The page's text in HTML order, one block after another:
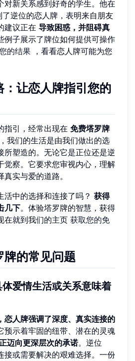
对新关系感到好奇的学生。他在
了逆位的恋人牌，表明来自朋友
建议正在 导致困惑，并阻碍真
例子展示了牌位如何提供可操作
的结果 ，看看恋人牌可能为您
：让恋人牌指引您的
指引，经常出现在 免费塔罗牌
我们的生活是由我们做出的选
所塑造的。无论它是正位还是逆
觉察。它要求您审视内心，理解
实与爱的道路。
活中的选择和连接了吗？ 获得
几下。体验塔罗牌的智慧，获得
在就到我们的主页 获取您的免
牌的常见问题
体爱情生活或关系意味着
恋人牌强调了深度、真实连接的
预示着牢固的纽带、潜在的灵魂
迈向更深层次的承诺。逆位
接或需要解决的艰难选择。一份